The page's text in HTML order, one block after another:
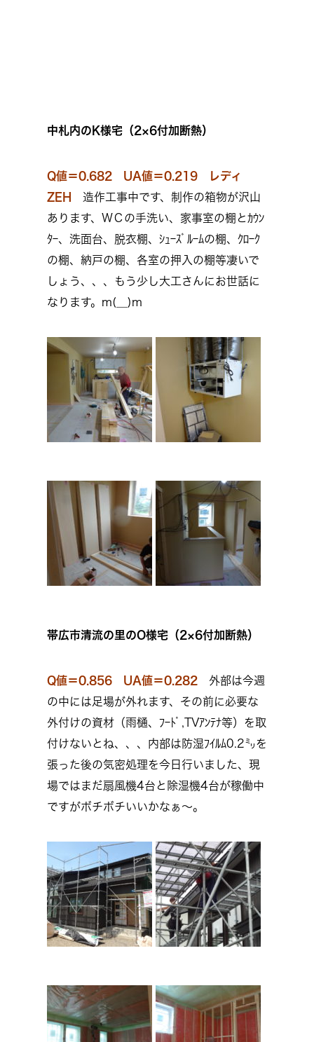
中札内のK様宅（2×6付加断熱）
Q値＝0.682 UA値＝0.219
レディ
ZEH
造作工事中です、制作の箱物が沢山
あります、ＷＣの手洗い、家事室の棚とｶｳﾝ
ﾀｰ、洗面台、脱衣棚、ｼｭｰｽﾞﾙｰﾑの棚、ｸﾛｰｸ
の棚、納戸の棚、各室の押入の棚等凄いで
しょう、、、もう少し大工さんにお世話に
なります。m(__)m
帯広市清流の里のO様宅（2×6付加断熱）
Q値＝0.856 UA値＝0.282
外部は今週
の中には足場が外れます、その前に必要な
外付けの資材（雨樋、ﾌｰﾄﾞ,TVｱﾝﾃﾅ等）を取
付けないとね、、、内部は防湿ﾌｲﾙﾑ0.2㍉を
張った後の気密処理を今日行いました、現
場ではまだ扇風機4台と除湿機4台が稼働中
ですがボチボチいいかなぁ～。